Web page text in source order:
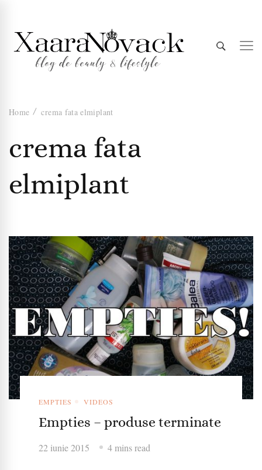
Xaara
Novack
Home crema fata elmiplant
crema fata
elmiplant
EMPTIES VIDEOS
Empties – produse terminate
22 iunie 2015 4 mins read